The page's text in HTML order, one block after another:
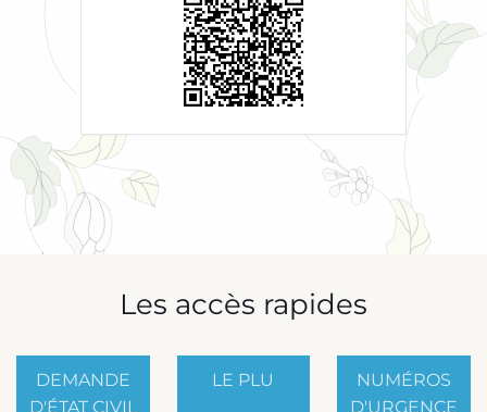
Les accès rapides
DEMANDE
D'ÉTAT CIVIL
LE PLU
NUMÉROS
D'URGENCE